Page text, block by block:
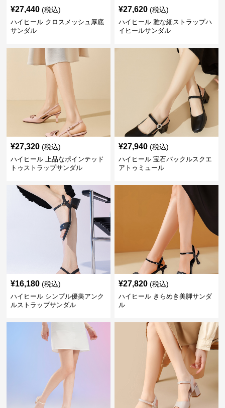
¥27,440 (税込)
ハイヒール クロスメッシュ厚底
サンダル
¥27,620 (税込)
ハイヒール 雅な細ストラップハ
イヒールサンダル
¥27,320 (税込)
ハイヒール 上品なポインテッド
トゥストラップサンダル
¥27,940 (税込)
ハイヒール 宝石バックルスクエ
アトゥミュール
¥16,180 (税込)
ハイヒール シンプル優美アンク
ルストラップサンダル
¥27,820 (税込)
ハイヒール きらめき美脚サンダ
ル